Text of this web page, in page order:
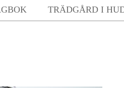
TRÄDGÅRD I